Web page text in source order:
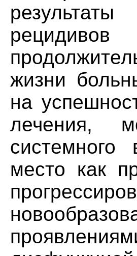
жизни
на
лечения,
системного
место как